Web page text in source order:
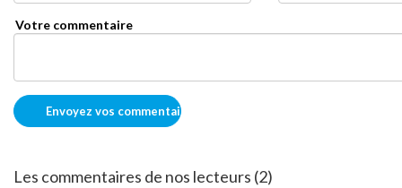
Votre commentaire
Les commentaires de nos lecteurs (2)